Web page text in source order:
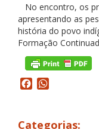
No encontro, os
apresentando as
história do povo
Formação
Facebook
Categorias: